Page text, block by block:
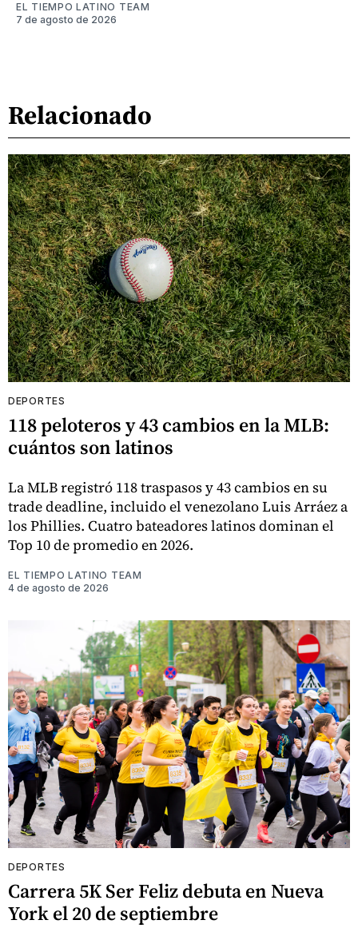
EL TIEMPO LATINO TEAM
7 de agosto de 2026
Relacionado
DEPORTES
118 peloteros y 43 cambios en la MLB:
cuántos son latinos
La MLB registró 118 traspasos y 43 cambios en su
trade deadline, incluido el venezolano Luis Arráez a
los Phillies. Cuatro bateadores latinos dominan el
Top 10 de promedio en 2026.
EL TIEMPO LATINO TEAM
4 de agosto de 2026
DEPORTES
Carrera 5K Ser Feliz debuta en Nueva
York el 20 de septiembre